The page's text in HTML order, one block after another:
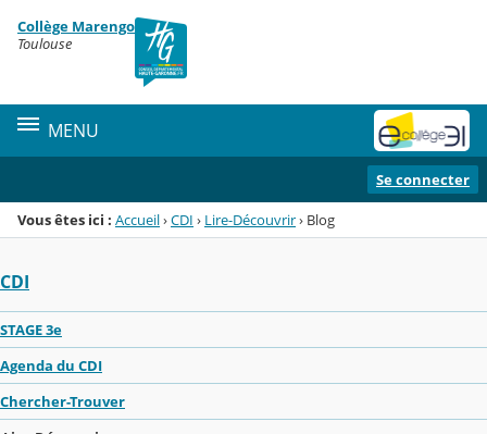
Menu de la rubrique
Contenu
Collège Marengo
Toulouse
MENU
Se connecter
Vous êtes ici : Accueil›CDI › Lire-Découvrir› Blog
CDI
STAGE 3e
Agenda du CDI
Chercher-Trouver